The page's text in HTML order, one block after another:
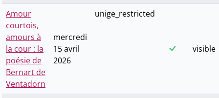
Amour
courtois,
amours à
la cour : la
poésie de
Bernart de
Ventadorn
mercredi
15 avril
2026
unige_restricted
visible